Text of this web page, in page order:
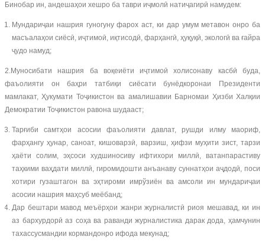
Бинобар ин, андешаҳои хешро ба таври иҷмолӣ натиҷагирӣ намудем:
Мундариҷаи нашрия гуногуну фарох аст, ки дар умум метавон онро ба
масъалаҳои сиёсӣ, иҷтимоӣ, иқтисодӣ, фарҳангӣ, ҳуқуқӣ, экологӣ ва ғайра
ҷудо намуд;
2.Муносибати нашрия ба воқеиёти иҷтимоӣ холисонаву касбӣ буда,
фаъолияти он баҳри татбиқи сиёсати бунёдкоронаи Президенти
мамлакат, Ҳукумати Тоҷикистон ва амалишавии Барномаи Ҳизби Халқии
Демократии Тоҷикистон равона шудааст;
Тарғиби самтҳои асосии фаъолияти давлат, рушди илму маориф,
фарҳангу ҳунар, саноат, кишоварзӣ, варзиш, ҳифзи муҳити зист, тарзи
ҳаёти солим, эҳсоси худшиносиву ифтихори миллӣ, ватанпарастиву
таҳкими ваҳдати миллӣ, гиромидошти анъанаву суннатҳои аҷдодӣ, поси
хотири гузаштагон ва эҳтироми имрўзиён ва амсоли ин мундариҷаи
асосии нашрия маҳсуб меёбанд;
Дар бештари мавод меъёрҳои жанри журналистӣ риоя мешавад, ки ин
аз бархурдорӣ аз соҳа ва раванди журналистика дарак дода, ҳамчунин
тахассусмандии кормандонро ифода мекунад;